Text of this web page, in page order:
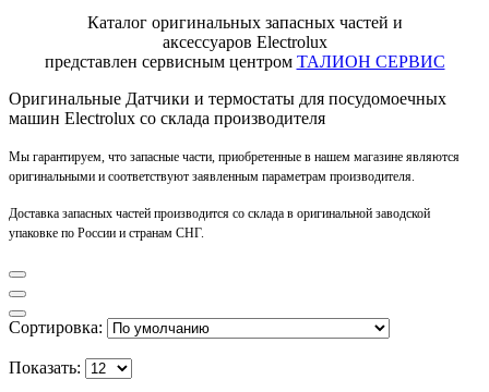
Каталог оригинальных запасных частей и
аксессуаров Electrolux
представлен сервисным центром ТАЛИОН СЕРВИС
Оригинальные Датчики и термостаты для посудомоечных
машин Electrolux со склада производителя
Мы гарантируем, что запасные части, приобретенные в нашем магазине являются
оригинальными и соответствуют заявленным параметрам производителя.
Доставка запасных частей производится со склада в оригинальной заводской
упаковке по России и странам СНГ.
Сортировка:
Показать: